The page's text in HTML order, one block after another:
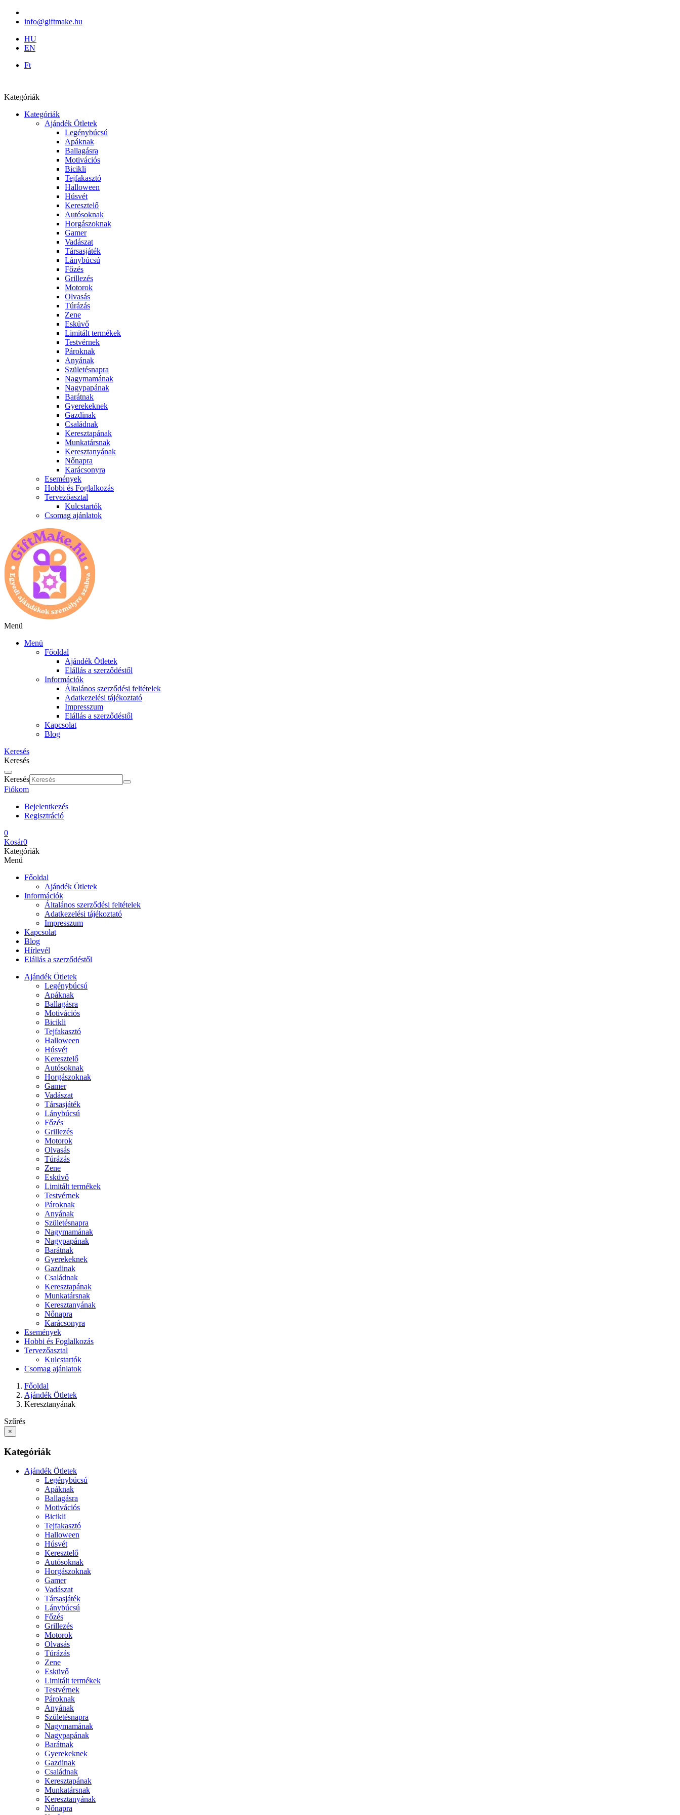
info@giftmake.hu
HU
EN
Ft
Kategóriák
Kategóriák
Ajándék Ötletek
Legénybúcsú
Apáknak
Ballagásra
Motivációs
Bicikli
Tejfakasztó
Halloween
Húsvét
Keresztelő
Autósoknak
Horgászoknak
Gamer
Vadászat
Társasjáték
Lánybúcsú
Főzés
Grillezés
Motorok
Olvasás
Túrázás
Zene
Esküvő
Limitált termékek
Testvérnek
Pároknak
Anyának
Születésnapra
Nagymamának
Nagypapának
Barátnak
Gyerekeknek
Gazdinak
Családnak
Keresztapának
Munkatársnak
Keresztanyának
Nőnapra
Karácsonyra
Események
Hobbi és Foglalkozás
Tervezőasztal
Kulcstartók
Csomag ajánlatok
Menü
Menü
Főoldal
Ajándék Ötletek
Elállás a szerződéstől
Információk
Általános szerződési feltételek
Adatkezelési tájékoztató
Impresszum
Elállás a szerződéstől
Kapcsolat
Blog
Keresés
Keresés
Keresés
Fiókom
Bejelentkezés
Regisztráció
0
Kosár0
Kategóriák
Menü
Főoldal
Ajándék Ötletek
Információk
Általános szerződési feltételek
Adatkezelési tájékoztató
Impresszum
Kapcsolat
Blog
Hírlevél
Elállás a szerződéstől
Ajándék Ötletek
Legénybúcsú
Apáknak
Ballagásra
Motivációs
Bicikli
Tejfakasztó
Halloween
Húsvét
Keresztelő
Autósoknak
Horgászoknak
Gamer
Vadászat
Társasjáték
Lánybúcsú
Főzés
Grillezés
Motorok
Olvasás
Túrázás
Zene
Esküvő
Limitált termékek
Testvérnek
Pároknak
Anyának
Születésnapra
Nagymamának
Nagypapának
Barátnak
Gyerekeknek
Gazdinak
Családnak
Keresztapának
Munkatársnak
Keresztanyának
Nőnapra
Karácsonyra
Események
Hobbi és Foglalkozás
Tervezőasztal
Kulcstartók
Csomag ajánlatok
Főoldal
Ajándék Ötletek
Keresztanyának
Szűrés
×
Kategóriák
Ajándék Ötletek
Legénybúcsú
Apáknak
Ballagásra
Motivációs
Bicikli
Tejfakasztó
Halloween
Húsvét
Keresztelő
Autósoknak
Horgászoknak
Gamer
Vadászat
Társasjáték
Lánybúcsú
Főzés
Grillezés
Motorok
Olvasás
Túrázás
Zene
Esküvő
Limitált termékek
Testvérnek
Pároknak
Anyának
Születésnapra
Nagymamának
Nagypapának
Barátnak
Gyerekeknek
Gazdinak
Családnak
Keresztapának
Munkatársnak
Keresztanyának
Nőnapra